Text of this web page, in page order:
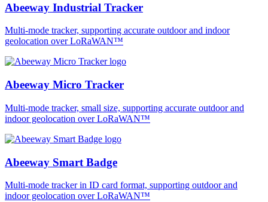
Abeeway Industrial Tracker
Multi-mode tracker, supporting accurate outdoor and indoor
geolocation over LoRaWAN™
Abeeway Micro Tracker
Multi-mode tracker, small size, supporting accurate outdoor and
indoor geolocation over LoRaWAN™
Abeeway Smart Badge
Multi-mode tracker in ID card format, supporting outdoor and
indoor geolocation over LoRaWAN™